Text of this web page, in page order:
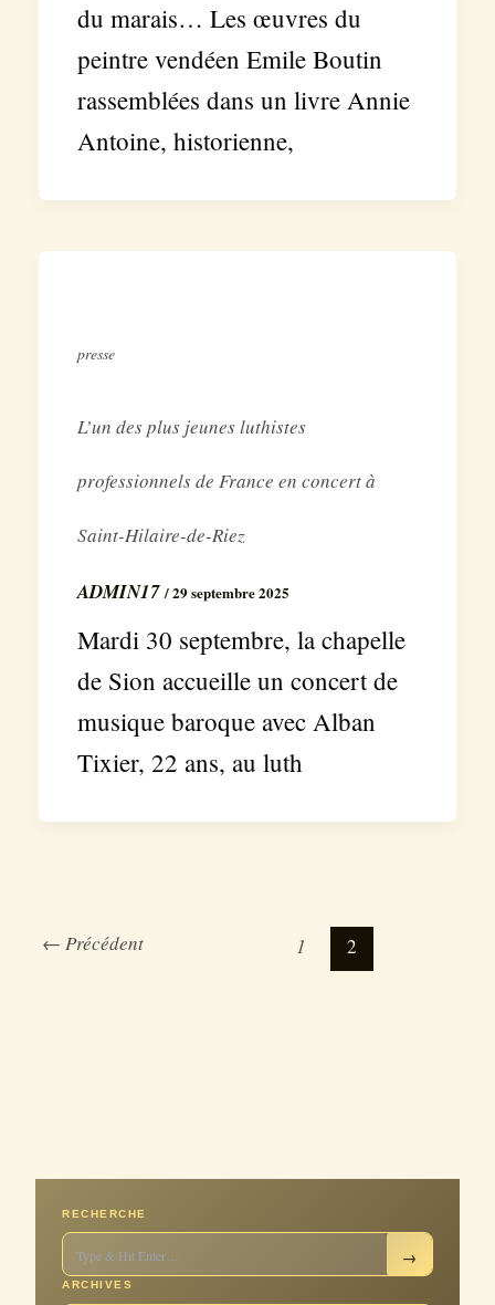
du marais… Les œuvres du
peintre vendéen Emile Boutin
rassemblées dans un livre Annie
Antoine, historienne,
presse
L’un des plus jeunes luthistes
professionnels de France en concert à
Saint-Hilaire-de-Riez
ADMIN17/29 septembre 2025
Mardi 30 septembre, la chapelle
de Sion accueille un concert de
musique baroque avec Alban
Tixier, 22 ans, au luth
← Précédent 1 2
RECHERCHE
→
ARCHIVES